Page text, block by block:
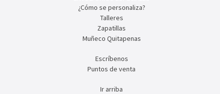
¿Cómo se personaliza?
Talleres
Zapatillas
Muñeco Quitapenas
Escríbenos
Puntos de venta
Ir arriba